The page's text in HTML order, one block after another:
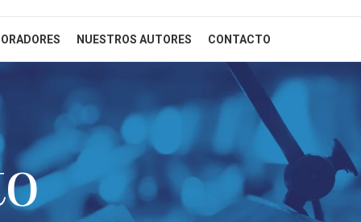
NUESTROS AUTORES CONTACTO